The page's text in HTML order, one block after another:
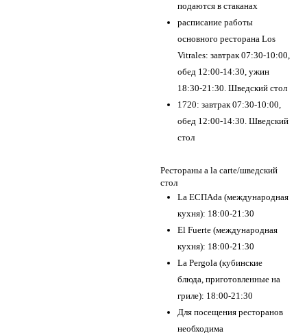
подаются в стаканах
расписание работы
основного ресторана Los
Vitrales: завтрак 07:30-10:00,
обед 12:00-14:30, ужин
18:30-21:30. Шведский стол
1720: завтрак 07:30-10:00,
обед 12:00-14:30. Шведский
стол
Рестораны a la carte/шведский
стол
La EСПАda (международная
кухня): 18:00-21:30
El Fuerte (международная
кухня): 18:00-21:30
La Pergola (кубинские
блюда, приготовленные на
гриле): 18:00-21:30
Для посещения ресторанов
необходима